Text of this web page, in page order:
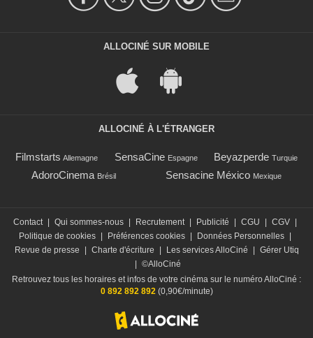
ALLOCINÉ SUR MOBILE
ALLOCINÉ À L'ÉTRANGER
Filmstarts Allemagne SensaCine Espagne Beyazperde Turquie
AdoroCinema Brésil Sensacine México Mexique
Contact Qui sommes-nous Recrutement Publicité CGU CGV
Politique de cookies
Préférences cookies Données Personnelles
Revue de presse
Charte d'écriture Les services AlloCiné
Gérer Utiq
©AlloCiné
Retrouvez tous les horaires et infos de votre cinéma sur le numéro AlloCiné :
0 892 892 892(0,90€/minute)